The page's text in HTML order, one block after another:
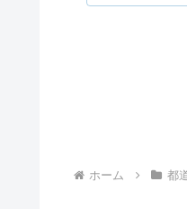
ホーム 都